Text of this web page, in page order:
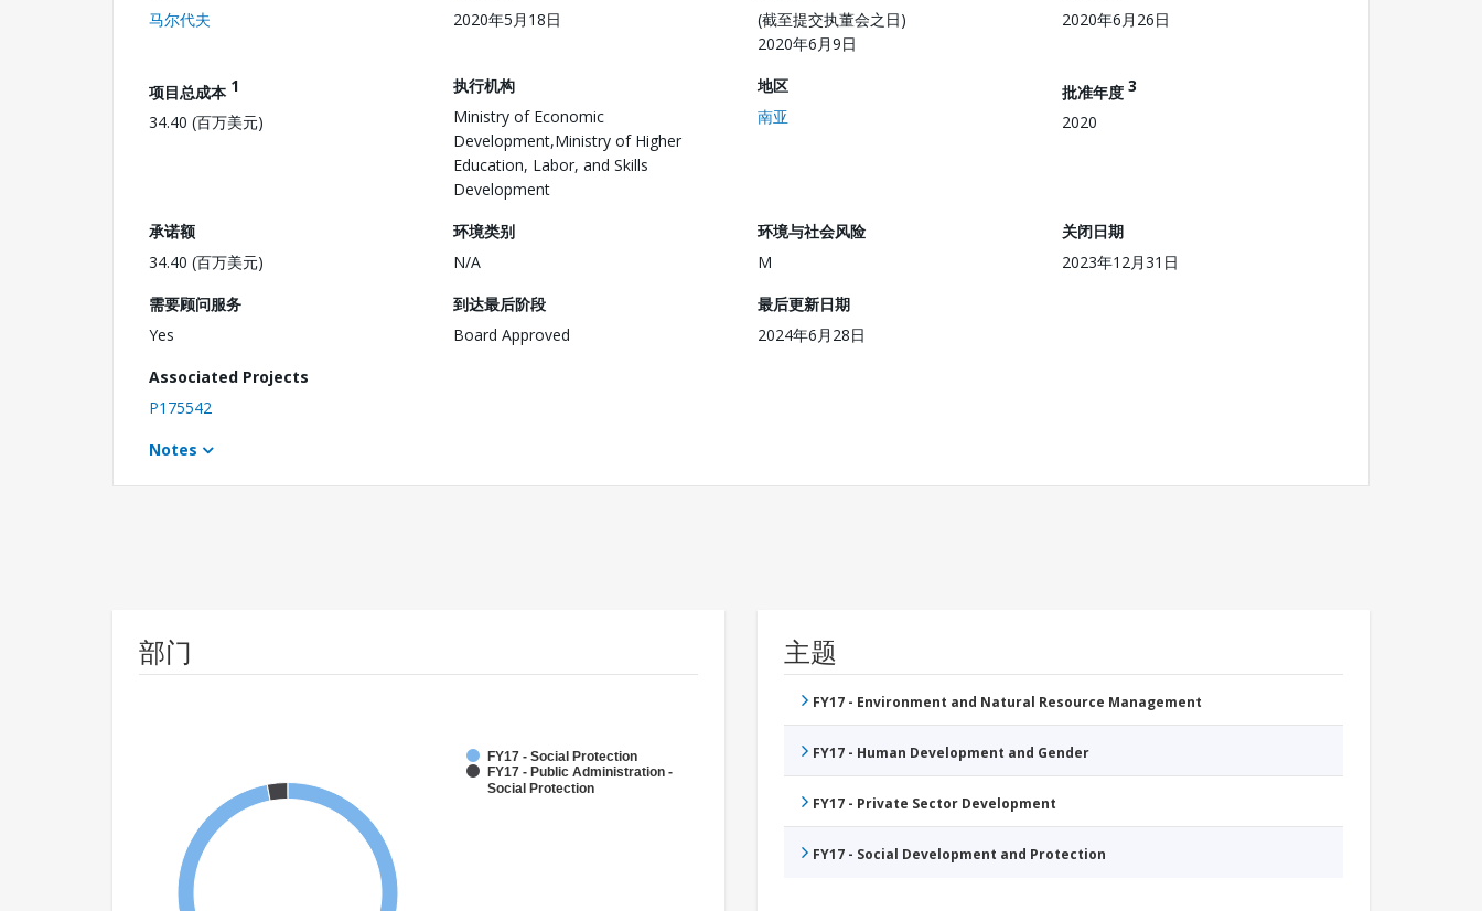
马尔代夫
2020年5月18日
(截至提交执董会之日)
2020年6月9日
2020年6月26日
项目总成本 1
34.40 (百万美元)
执行机构
Ministry of Economic
Development,Ministry of Higher
Education, Labor, and Skills
Development
地区
南亚
批准年度 3
2020
承诺额
34.40 (百万美元)
环境类别
N/A
环境与社会风险
M
关闭日期
2023年12月31日
需要顾问服务
Yes
到达最后阶段
Board Approved
最后更新日期
2024年6月28日
Associated Projects
P175542
Notes
部门
FY17 - Social Protection
FY17 - Public Administration -
Social Protection
主题
FY17 - Environment and Natural Resource Management
FY17 - Human Development and Gender
FY17 - Private Sector Development
FY17 - Social Development and Protection